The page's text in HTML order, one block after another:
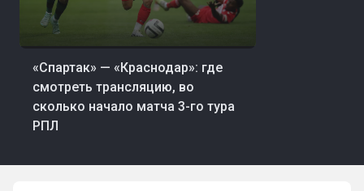
«Спартак» — «Краснодар»: где
смотреть трансляцию, во
сколько начало матча 3-го тура
РПЛ